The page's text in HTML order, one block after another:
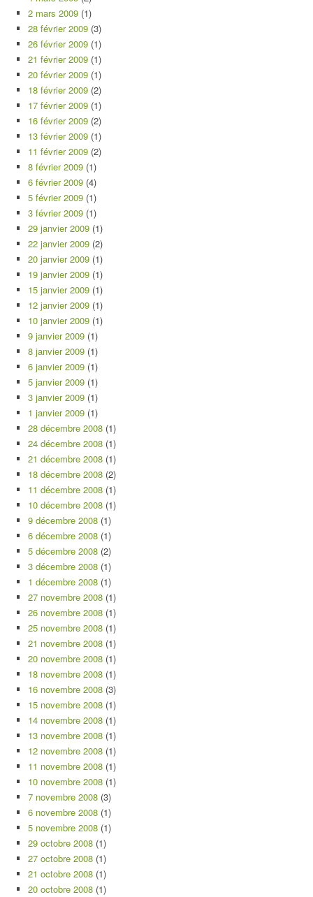
2 mars 2009 (1)
28 février 2009 (3)
26 février 2009 (1)
21 février 2009 (1)
20 février 2009 (1)
18 février 2009 (2)
17 février 2009 (1)
16 février 2009 (2)
13 février 2009 (1)
11 février 2009 (2)
8 février 2009 (1)
6 février 2009 (4)
5 février 2009 (1)
3 février 2009 (1)
29 janvier 2009 (1)
22 janvier 2009 (2)
20 janvier 2009 (1)
19 janvier 2009 (1)
15 janvier 2009 (1)
12 janvier 2009 (1)
10 janvier 2009 (1)
9 janvier 2009 (1)
8 janvier 2009 (1)
6 janvier 2009 (1)
5 janvier 2009 (1)
3 janvier 2009 (1)
1 janvier 2009 (1)
28 décembre 2008 (1)
24 décembre 2008 (1)
21 décembre 2008 (1)
18 décembre 2008 (2)
11 décembre 2008 (1)
10 décembre 2008 (1)
9 décembre 2008 (1)
6 décembre 2008 (1)
5 décembre 2008 (2)
3 décembre 2008 (1)
1 décembre 2008 (1)
27 novembre 2008 (1)
26 novembre 2008 (1)
25 novembre 2008 (1)
21 novembre 2008 (1)
20 novembre 2008 (1)
18 novembre 2008 (1)
16 novembre 2008 (3)
15 novembre 2008 (1)
14 novembre 2008 (1)
13 novembre 2008 (1)
12 novembre 2008 (1)
11 novembre 2008 (1)
10 novembre 2008 (1)
7 novembre 2008 (3)
6 novembre 2008 (1)
5 novembre 2008 (1)
29 octobre 2008 (1)
27 octobre 2008 (1)
21 octobre 2008 (1)
20 octobre 2008 (1)